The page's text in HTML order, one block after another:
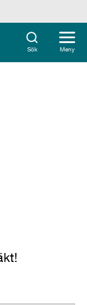
Sök Meny